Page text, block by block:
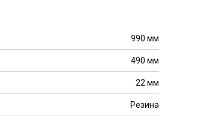
990 мм
490 мм
22 мм
Резина